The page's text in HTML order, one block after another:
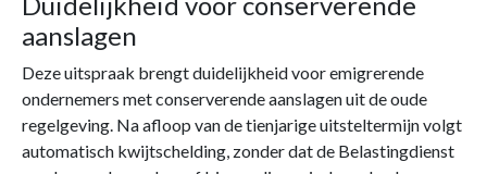
aanslagen
Deze uitspraak brengt duidelijkheid voor emigrerende
ondernemers met conserverende aanslagen uit de oude
regelgeving. Na afloop van de tienjarige uitsteltermijn volgt
automatisch kwijtschelding, zonder dat de Belastingdienst